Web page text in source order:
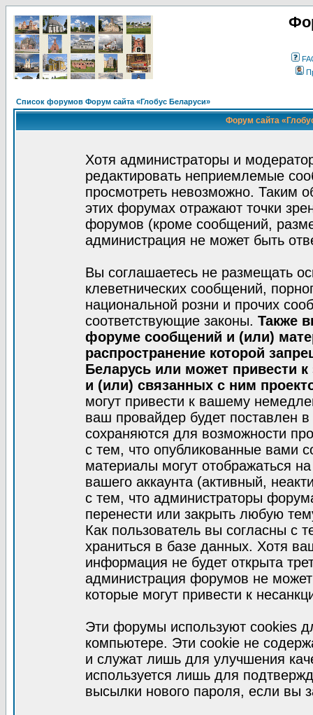
Список форумов Форум сайта «Глобус Беларуси»
Форум сайта
Хотя администраторы и
редактировать неприемлемые
просмотреть невозможно. Таким
этих форумах отражают точки
форумов (кроме сообщений,
администрация не может быть
Вы соглашаетесь не размещать
клеветнических сообщений,
национальной розни и прочих
соответствующие законы. Также
форуме сообщений и (или)
распространение которой
Беларусь или может привести
и (или) связанных с ним
могут привести к вашему
ваш провайдер будет поставлен
сохраняются для возможности
с тем, что опубликованные вами
материалы могут отображаться
вашего аккаунта (активный,
с тем, что администраторы
перенести или закрыть любую
Как пользователь вы согласны с
храниться в базе данных. Хотя
информация не будет открыта
администрация форумов не может
которые могут привести к
Эти форумы используют cookies
компьютере. Эти cookie не
и служат лишь для улучшения
используется лишь для
высылки нового пароля, если вы